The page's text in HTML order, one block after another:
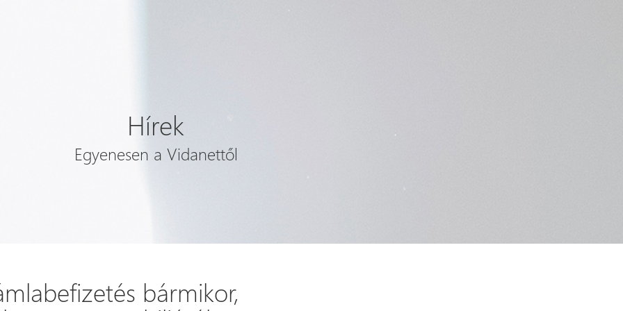
Hírek
Egyenesen a Vidanettől
bármikor,